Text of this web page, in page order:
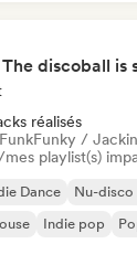
réalisés
FunkFunky /
playlist(s)
Dance Nu-
Indie pop